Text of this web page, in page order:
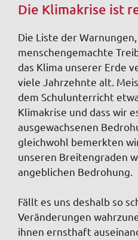
Die Klimakrise ist
Die Liste der Warnungen,
menschengemachte
das Klima unserer Erde
viele Jahrzehnte alt.
dem Schulunterricht
Klimakrise und dass wir
ausgewachsenen
gleichwohl bemerkten
unseren Breitengraden
angeblichen Bedrohung.
Fällt es uns deshalb so
Veränderungen
ihnen ernsthaft